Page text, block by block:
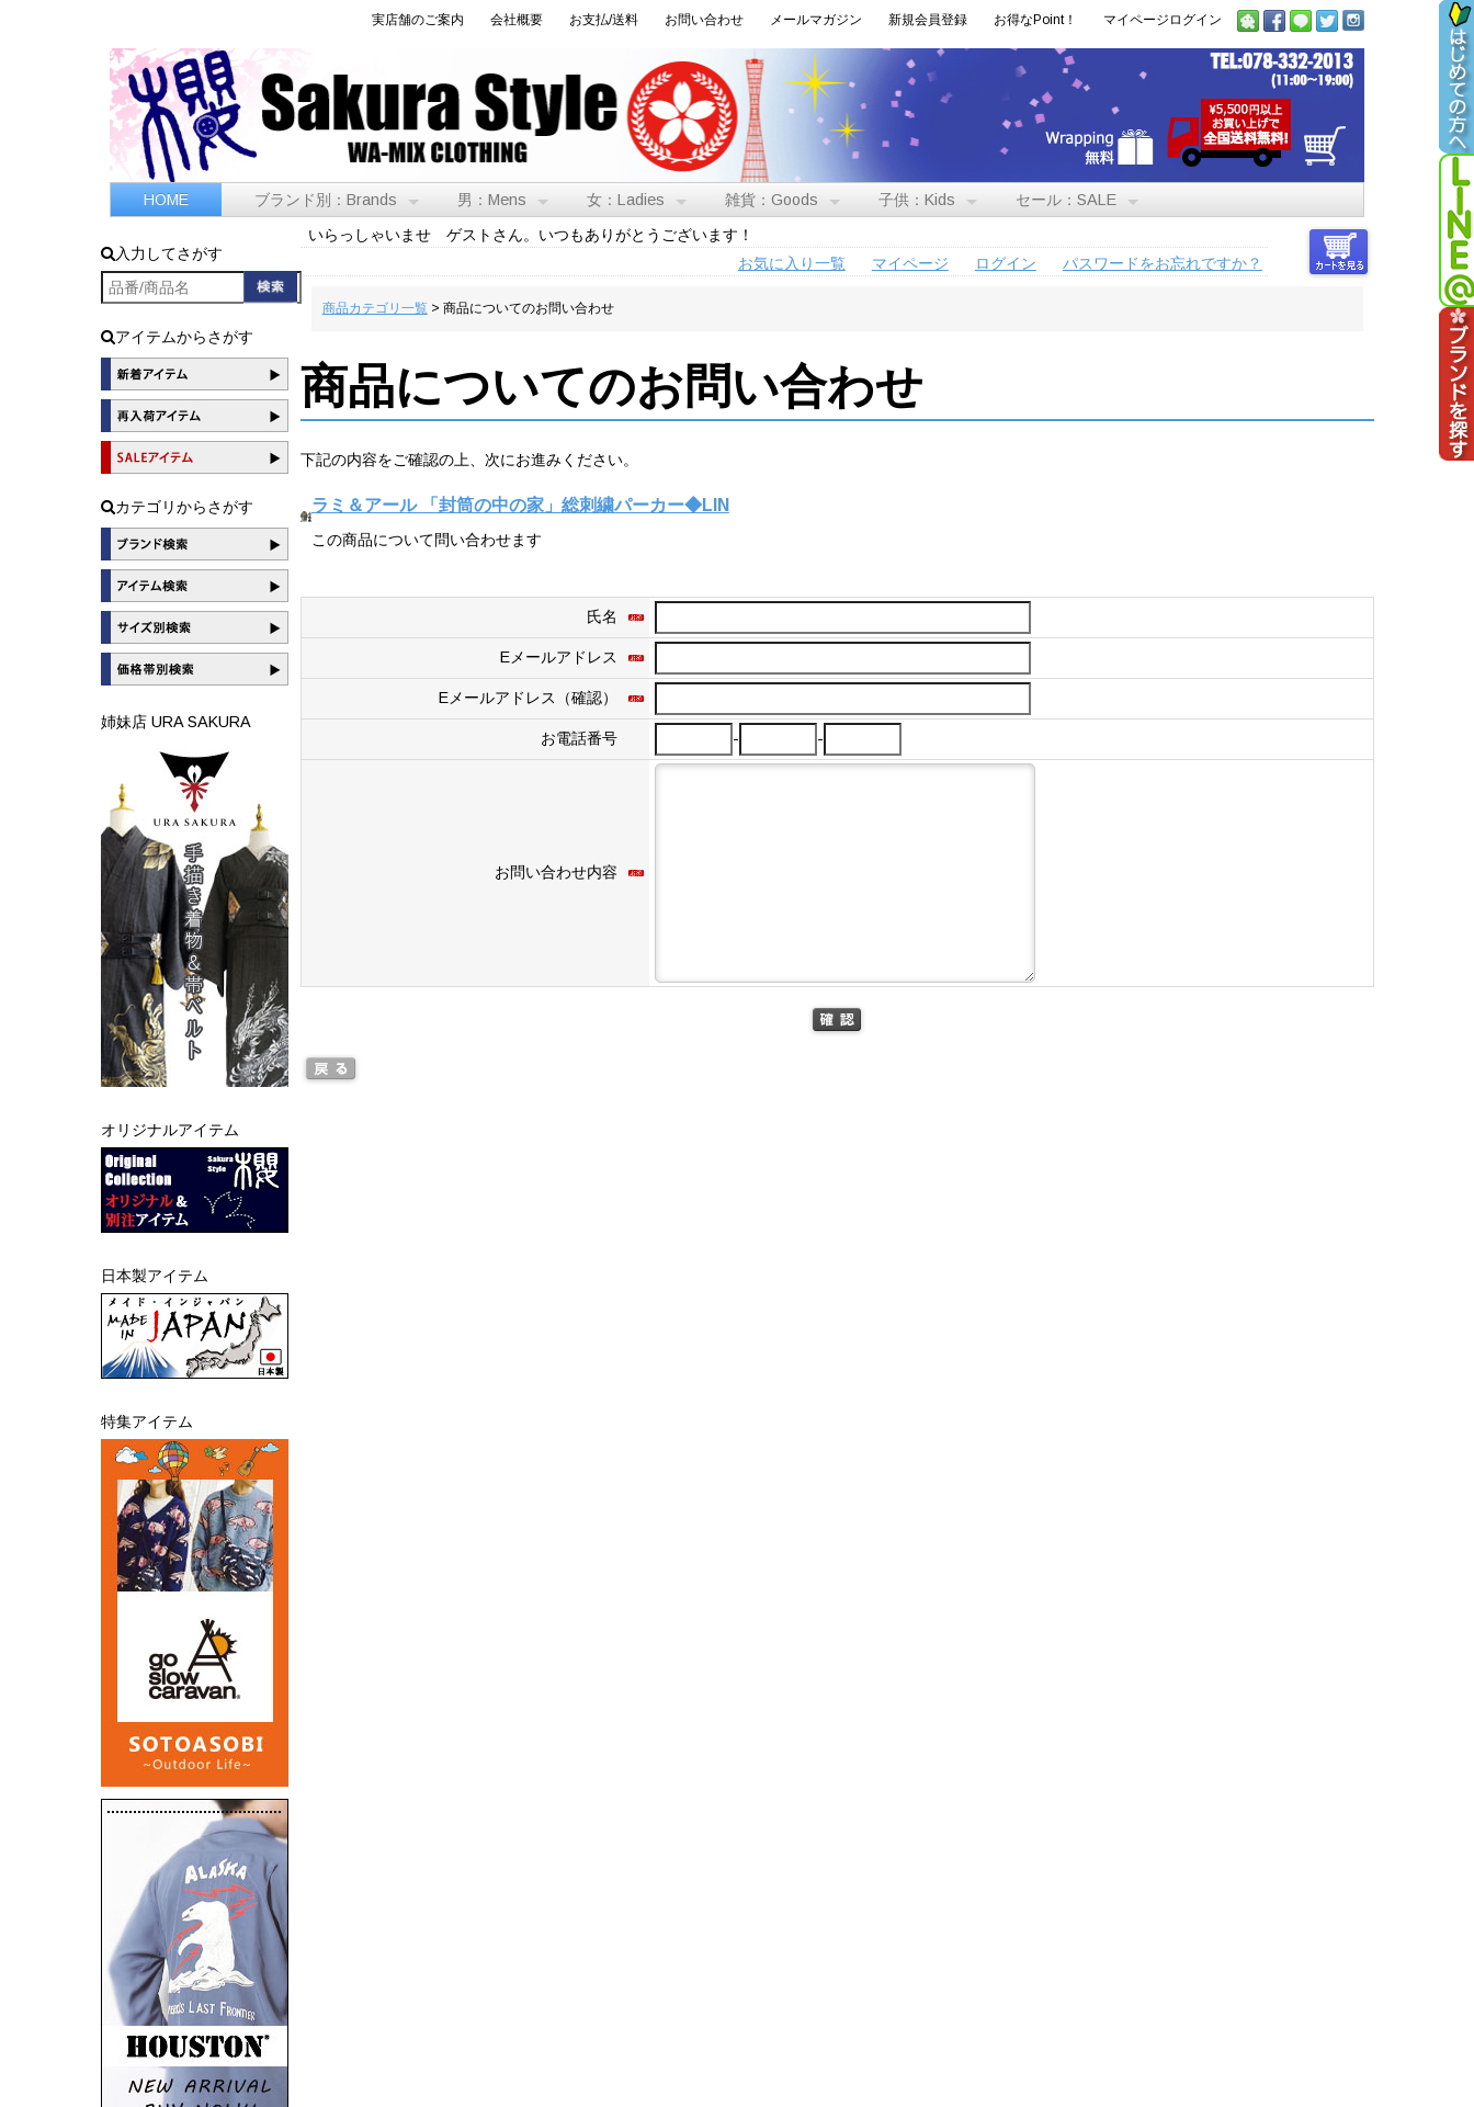
実店舗のご案内 会社概要 お支払/送料 お問い合わせ メールマガジン 新規会員登録 お得なPoint！ マイページログイン
HOME ブランド別：Brands 男：Mens 女：Ladies 雑貨：Goods 子供：Kids セール：SALE
入力してさがす
アイテムからさがす
カテゴリからさがす
姉妹店 URA SAKURA
オリジナルアイテム
日本製アイテム
特集アイテム
いらっしゃいませ ゲストさん。いつもありがとうございます！
お気に入り一覧
マイページ ログイン パスワードをお忘れですか？
商品カテゴリ一覧> 商品についてのお問い合わせ
商品についてのお問い合わせ
下記の内容をご確認の上、次にお進みください。
ラミ＆アール 「封筒の中の家」総刺繍パーカー◆LIN
この商品について問い合わせます
氏名
Eメールアドレス
Eメールアドレス（確認）
お電話番号 - -
お問い合わせ内容